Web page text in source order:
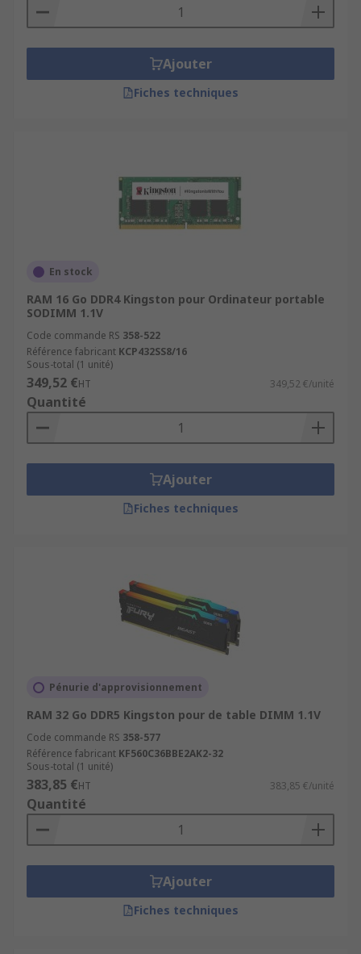
Ajouter
Fiches techniques
En stock
RAM 16 Go DDR4 Kingston pour Ordinateur portable
SODIMM 1.1V
Code commande RS 358-522
Référence fabricant KCP432SS8/16
Sous-total (1 unité)
349,52 €HT 349,52 €/unité
Quantité
Ajouter
Fiches techniques
Pénurie d'approvisionnement
RAM 32 Go DDR5 Kingston pour de table DIMM 1.1V
Code commande RS 358-577
Référence fabricant KF560C36BBE2AK2-32
Sous-total (1 unité)
383,85 €HT 383,85 €/unité
Quantité
Ajouter
Fiches techniques